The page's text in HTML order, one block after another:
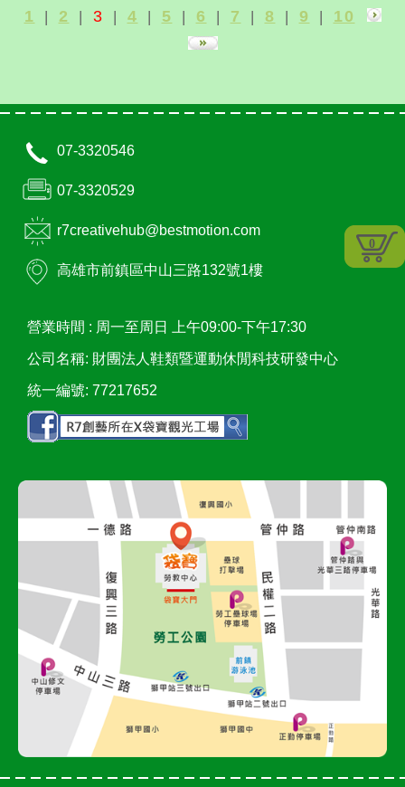
0
1 | 2 | 3 | 4 | 5 | 6 | 7 | 8 | 9 | 10
07-3320546
07-3320529
r7creativehub@bestmotion.com
高雄市前鎮區中山三路132號1樓
營業時間 : 周一至周日 上午09:00-下午17:30
公司名稱: 財團法人鞋類暨運動休閒科技研發中心
統一編號: 77217652